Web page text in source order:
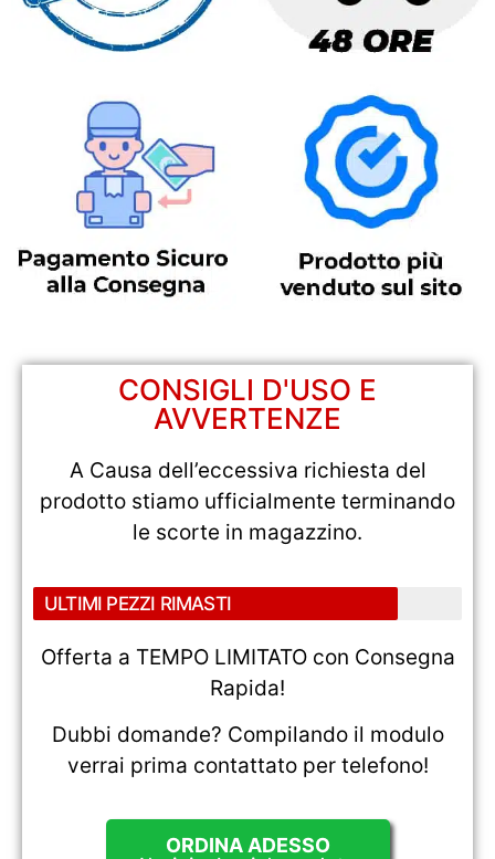
CONSIGLI D'USO E
AVVERTENZE
A Causa dell’eccessiva richiesta del
prodotto stiamo ufficialmente terminando
le scorte in magazzino.
ULTIMI PEZZI RIMASTI
Offerta a TEMPO LIMITATO con Consegna
Rapida!
Dubbi domande? Compilando il modulo
verrai prima contattato per telefono!
ORDINA ADESSO